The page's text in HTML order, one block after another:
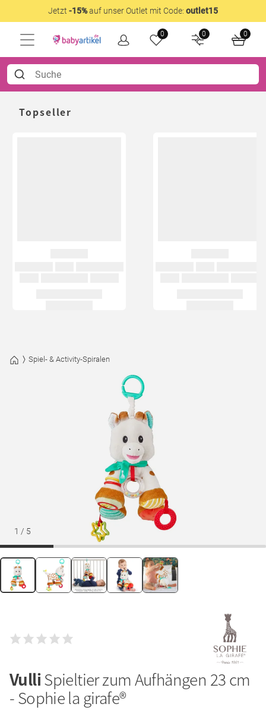
Jetzt -15%auf unser Outlet mit Code: outlet15
0 0 0
Topseller
Spiel- & Activity-Spiralen
1 / 5
VulliSpieltier zum Aufhängen 23 cm
- Sophie la girafe®